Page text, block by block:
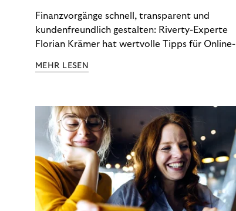
Finanzvorgänge schnell, transparent und
kundenfreundlich gestalten: Riverty-Experte
Florian Krämer hat wertvolle Tipps für Online-
möchten.
MEHR LESEN